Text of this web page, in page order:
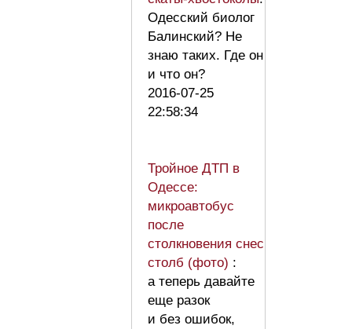
Одесский биолог
Балинский? Не
знаю таких. Где он
и что он?
2016-07-25
22:58:34
Тройное ДТП в
Одессе:
микроавтобус
после
столкновения снес
столб (фото) :
а теперь давайте
еще разок
и без ошибок,